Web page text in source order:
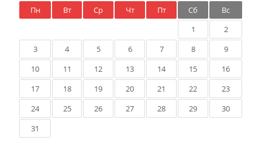
Пн Вт Ср Чт Пт Сб
Вс
1
2
3
4 5 6 7 8
9
10
11 12 13 14 15
16
17
18 19 20 21 22
23
24
25 26 27 28 29
30
31